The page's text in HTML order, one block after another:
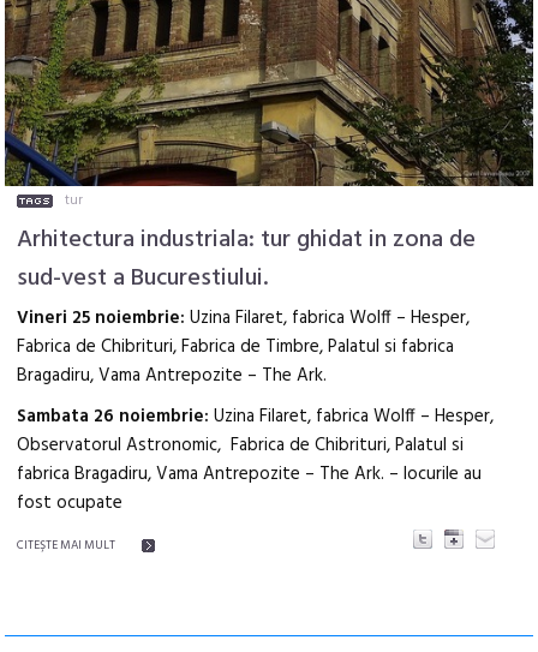
tur
Arhitectura industriala: tur ghidat in zona de
sud-vest a Bucurestiului.
Vineri 25 noiembrie: Uzina Filaret, fabrica Wolff – Hesper,
Fabrica de Chibrituri, Fabrica de Timbre, Palatul si fabrica
Bragadiru, Vama Antrepozite – The Ark.
Sambata 26 noiembrie: Uzina Filaret, fabrica Wolff – Hesper,
Observatorul Astronomic, Fabrica de Chibrituri, Palatul si
fabrica Bragadiru, Vama Antrepozite – The Ark. – locurile au
fost ocupate
CITEŞTE MAI MULT